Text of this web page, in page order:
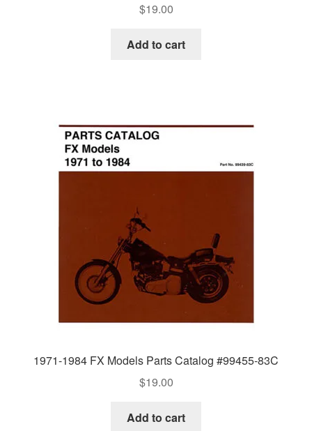
$19.00
Add to cart
1971-1984 FX Models Parts Catalog #99455-83C
$19.00
Add to cart